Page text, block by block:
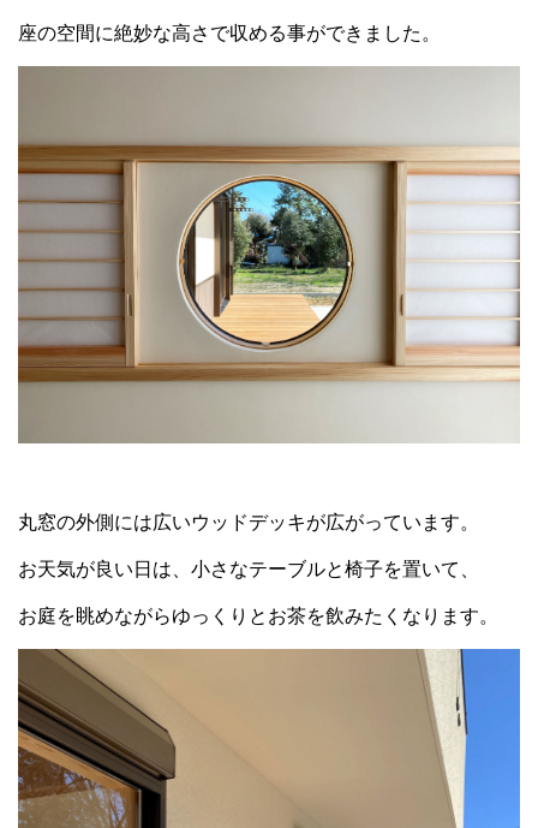
座の空間に絶妙な高さで収める事ができました。
丸窓の外側には広いウッドデッキが広がっています。
お天気が良い日は、小さなテーブルと椅子を置いて、
お庭を眺めながらゆっくりとお茶を飲みたくなります。